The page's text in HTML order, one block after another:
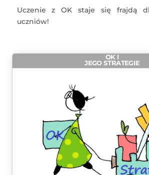
Uczenie z OK staje się frajdą
uczniów!
OK I
JEGO STRATEGIE